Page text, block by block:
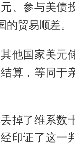
、参与美债
贸易顺差。
他国家美元
算，等同于
掉了维系数
印证了这一